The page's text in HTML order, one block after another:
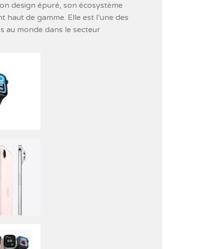
design épuré, son écosystème
de gamme. Elle est l’une des
au monde dans le secteur